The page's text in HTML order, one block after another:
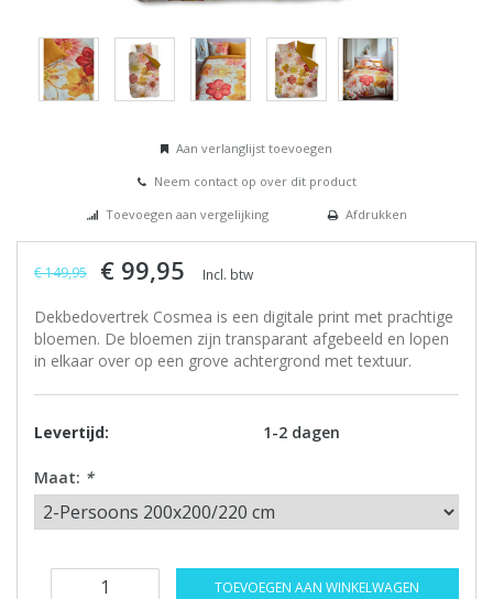
Aan verlanglijst toevoegen
Neem contact op over dit product
Toevoegen aan vergelijking
Afdrukken
€ 149,95 € 99,95 Incl. btw
Dekbedovertrek Cosmea is een digitale print met prachtige
bloemen. De bloemen zijn transparant afgebeeld en lopen
in elkaar over op een grove achtergrond met textuur.
Levertijd: 1-2 dagen
Maat: *
TOEVOEGEN AAN WINKELWAGEN